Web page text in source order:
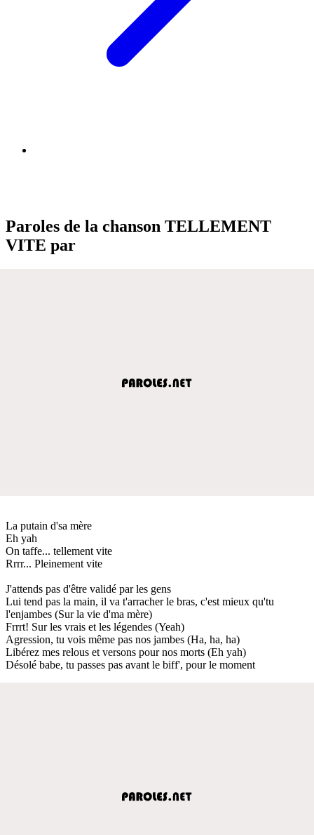
Paroles de la chanson TELLEMENT
VITE par
La putain d'sa mère
Eh yah
On taffe... tellement vite
Rrrr... Pleinement vite
J'attends pas d'être validé par les gens
Lui tend pas la main, il va t'arracher le bras, c'est mieux qu'tu
l'enjambes (Sur la vie d'ma mère)
Frrrt! Sur les vrais et les légendes (Yeah)
Agression, tu vois même pas nos jambes (Ha, ha, ha)
Libérez mes relous et versons pour nos morts (Eh yah)
Désolé babe, tu passes pas avant le biff', pour le moment